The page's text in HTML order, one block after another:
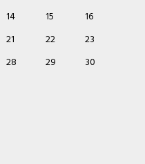
14 15
16
21 22
23
28 29
30